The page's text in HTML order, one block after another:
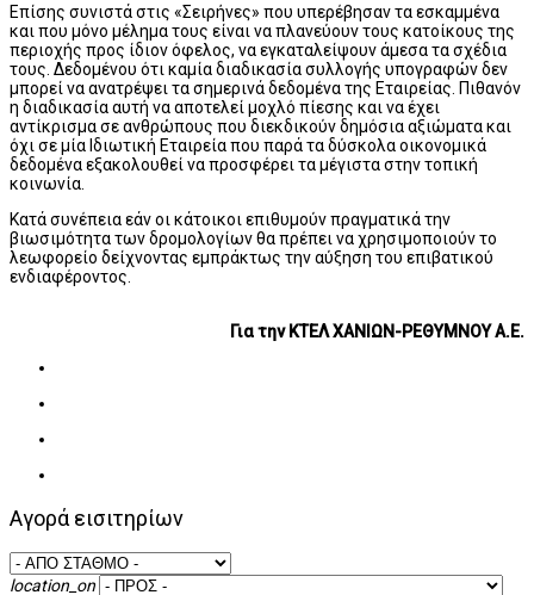
Επίσης συνιστά στις «Σειρήνες» που υπερέβησαν τα εσκαμμένα
και που μόνο μέλημα τους είναι να πλανεύουν τους κατοίκους της
περιοχής προς ίδιον όφελος, να εγκαταλείψουν άμεσα τα σχέδια
τους. Δεδομένου ότι καμία διαδικασία συλλογής υπογραφών δεν
μπορεί να ανατρέψει τα σημερινά δεδομένα της Εταιρείας. Πιθανόν
η διαδικασία αυτή να αποτελεί μοχλό πίεσης και να έχει
αντίκρισμα σε ανθρώπους που διεκδικούν δημόσια αξιώματα και
όχι σε μία Ιδιωτική Εταιρεία που παρά τα δύσκολα οικονομικά
δεδομένα εξακολουθεί να προσφέρει τα μέγιστα στην τοπική
κοινωνία.
Κατά συνέπεια εάν οι κάτοικοι επιθυμούν πραγματικά την
βιωσιμότητα των δρομολογίων θα πρέπει να χρησιμοποιούν το
λεωφορείο δείχνοντας εμπράκτως την αύξηση του επιβατικού
ενδιαφέροντος.
Για την ΚΤΕΛ ΧΑΝΙΩΝ-ΡΕΘΥΜΝΟΥ Α.Ε.
Αγορά εισιτηρίων
location_on